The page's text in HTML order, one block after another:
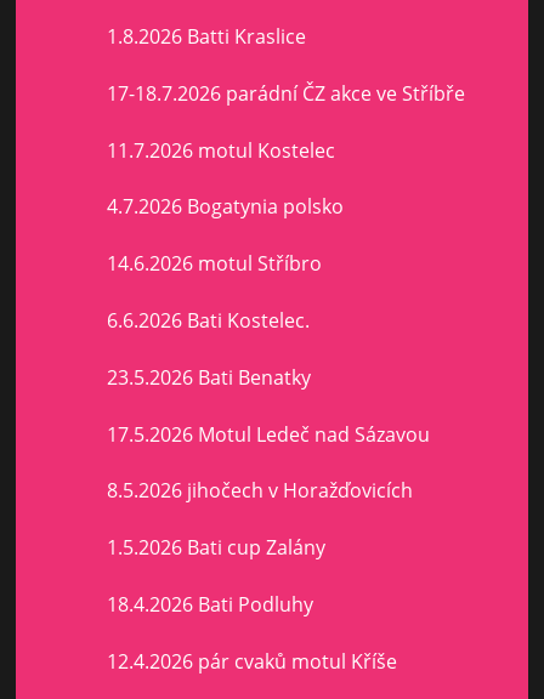
1.8.2026 Batti Kraslice
17-18.7.2026 parádní ČZ akce ve Stříbře
11.7.2026 motul Kostelec
4.7.2026 Bogatynia polsko
14.6.2026 motul Stříbro
6.6.2026 Bati Kostelec.
23.5.2026 Bati Benatky
17.5.2026 Motul Ledeč nad Sázavou
8.5.2026 jihočech v Horažďovicích
1.5.2026 Bati cup Zalány
18.4.2026 Bati Podluhy
12.4.2026 pár cvaků motul Kříše